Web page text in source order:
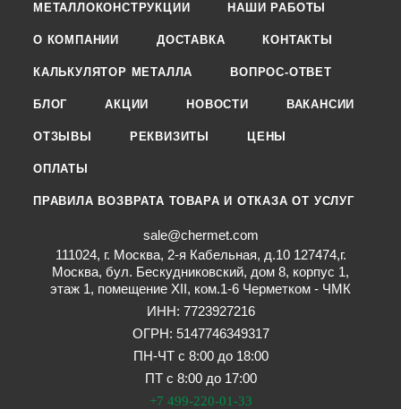
МЕТАЛЛОКОНСТРУКЦИИ НАШИ РАБОТЫ
О КОМПАНИИ ДОСТАВКА КОНТАКТЫ
КАЛЬКУЛЯТОР МЕТАЛЛА ВОПРОС-ОТВЕТ
БЛОГ АКЦИИ НОВОСТИ ВАКАНСИИ
ОТЗЫВЫ РЕКВИЗИТЫ ЦЕНЫ
ОПЛАТЫ
ПРАВИЛА ВОЗВРАТА ТОВАРА И ОТКАЗА ОТ УСЛУГ
sale@chermet.com
111024, г. Москва, 2-я Кабельная, д.10 127474,г.
Москва, бул. Бескудниковский, дом 8, корпус 1,
этаж 1, помещение XII, ком.1-6 Черметком - ЧМК
ИНН: 7723927216
ОГРН: 5147746349317
ПН-ЧТ с 8:00 до 18:00
ПТ с 8:00 до 17:00
+7 499-220-01-33